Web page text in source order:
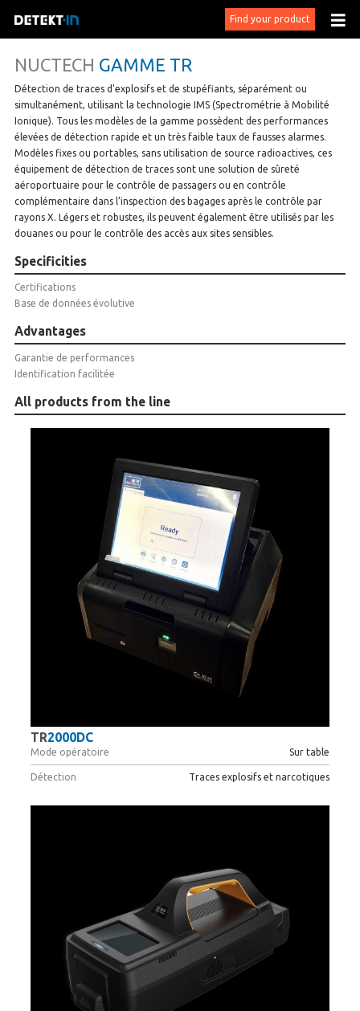
Find your product
NUCTECH GAMME TR
Détection de traces d'explosifs et de stupéfiants, séparément ou
simultanément, utilisant la technologie IMS (Spectrométrie à Mobilité
Ionique). Tous les modèles de la gamme possèdent des performances
élevées de détection rapide et un très faible taux de fausses alarmes.
Modèles fixes ou portables, sans utilisation de source radioactives, ces
équipement de détection de traces sont une solution de sûreté
aéroportuaire pour le contrôle de passagers ou en contrôle
complémentaire dans l’inspection des bagages après le contrôle par
rayons X. Légers et robustes, ils peuvent également être utilisés par les
douanes ou pour le contrôle des accès aux sites sensibles.
Specificities
Certifications
Base de données évolutive
Advantages
Garantie de performances
Identification facilitée
All products from the line
TR2000DC
Mode opératoire Sur table
Détection Traces explosifs et narcotiques